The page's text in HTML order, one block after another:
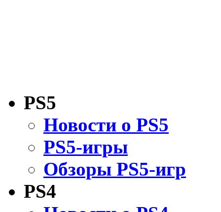
PS5
Новости о PS5
PS5-игры
Обзоры PS5-игр
PS4